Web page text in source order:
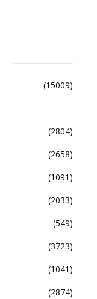
(15009)
(2804)
(2658)
(1091)
(2033)
(549)
(3723)
(1041)
(2874)